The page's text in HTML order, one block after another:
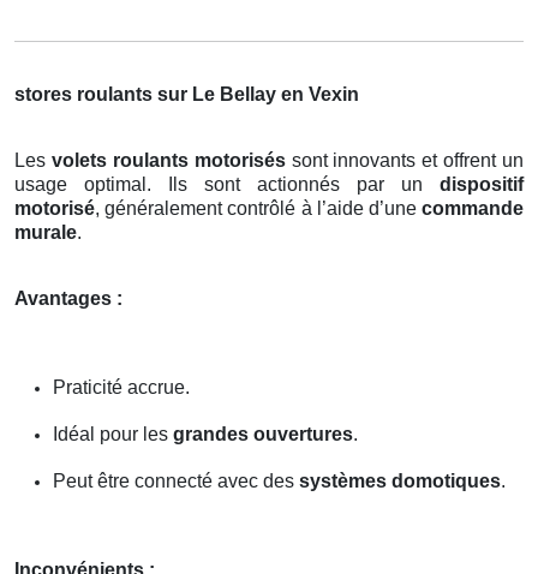
stores roulants sur Le Bellay en Vexin
Les volets roulants motoriséssont innovants et offrent un
usage optimal. Ils sont actionnés par un dispositif
motorisé, généralement contrôlé à l’aide d’une commande
murale.
Avantages :
Praticité accrue.
Idéal pour les grandes ouvertures.
Peut être connecté avec des systèmes domotiques.
Inconvénients :